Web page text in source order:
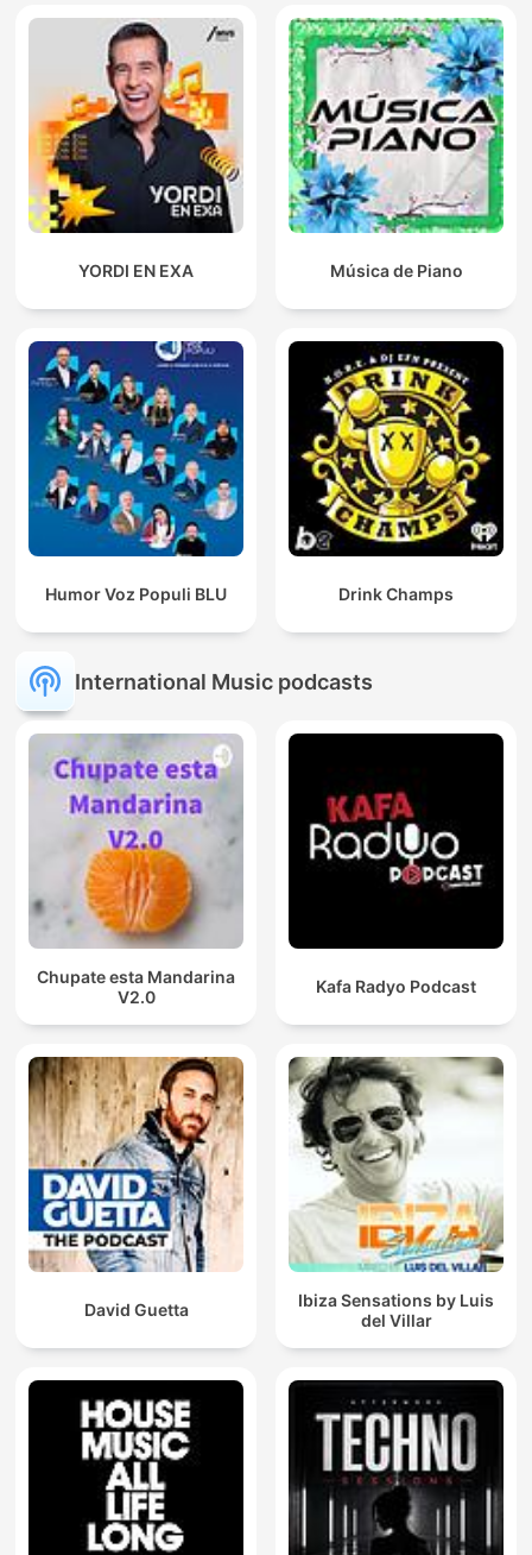
YORDI EN EXA Música de Piano
Humor Voz Populi BLU Drink Champs
International Music podcasts
Chupate esta Mandarina
V2.0
Kafa Radyo Podcast
David Guetta
Ibiza Sensations by Luis
del Villar